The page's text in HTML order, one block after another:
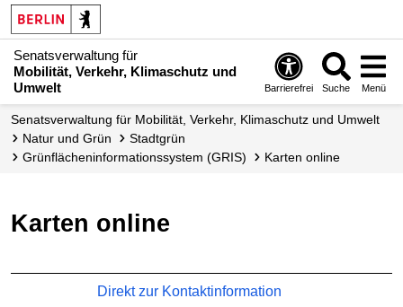
Senatsverwaltung für
Mobilität, Verkehr, Klimaschutz und
Umwelt
Barrierefrei Suche Menü
Senatsverwaltung für Mobilität, Verkehr, Klimaschutz und Umwelt
Natur und Grün
Stadtgrün
Grünflächen­­informations­­system (GRIS)
Karten online
Karten online
Direkt zur Kontaktinformation